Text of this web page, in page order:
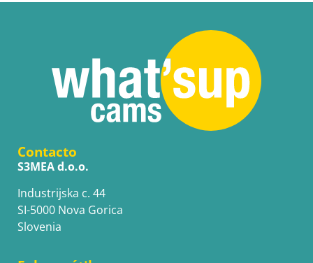
Contacto
S3MEA d.o.o.
Industrijska c. 44
SI-5000 Nova Gorica
Slovenia